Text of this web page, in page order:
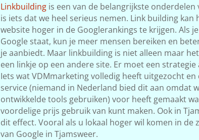
Linkbuildingis een van de belangrijkste onderdelen
is iets dat we heel serieus nemen. Link building kan
website hoger in de Googlerankings te krijgen. Als
Google staat, kun je meer mensen bereiken en
je aanbiedt. Maar linkbuilding is niet alleen maar
een linkje op een andere site. Er moet een
Iets wat VDMmarketing volledig heeft uitgezocht en
service (niemand in Nederland bied dit aan omdat
ontwikkelde tools gebruiken) voor heeft gemaakt
voordelige prijs gebruik van kunt maken. Ook in
dit effect. Vooral als u lokaal hoger wil komen in de
van Google in Tjamsweer.